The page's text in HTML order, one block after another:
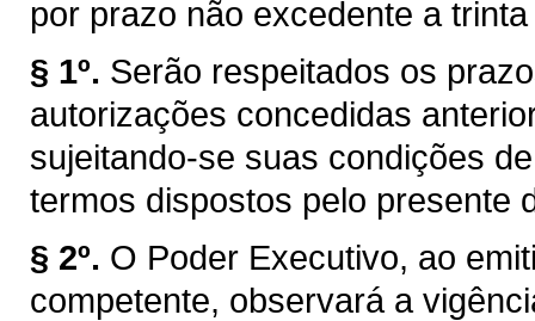
por prazo não excedente a
§ 1º. Serão respeitados os
autorizações concedidas
sujeitando-se suas condições
termos dispostos pelo presente
§ 2º. O Poder Executivo, ao
competente, observará a